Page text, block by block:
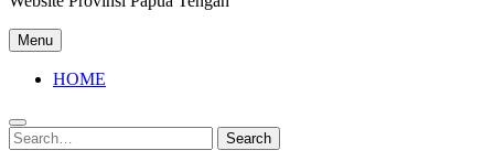
Menu
HOME
Search
for:
Search